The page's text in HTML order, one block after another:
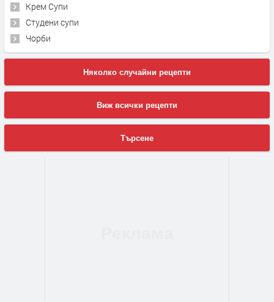
Крем Супи
Студени супи
Чорби
Няколко случайни рецепти
Виж всички рецепти
Търсене